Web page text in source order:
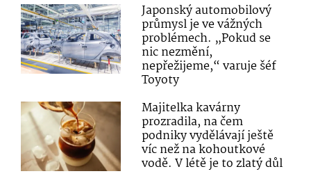
Japonský automobilový
průmysl je ve vážných
problémech. „Pokud se
nic nezmění,
nepřežijeme,“ varuje šéf
Toyoty
Majitelka kavárny
prozradila, na čem
podniky vydělávají ještě
víc než na kohoutkové
vodě. V létě je to zlatý důl